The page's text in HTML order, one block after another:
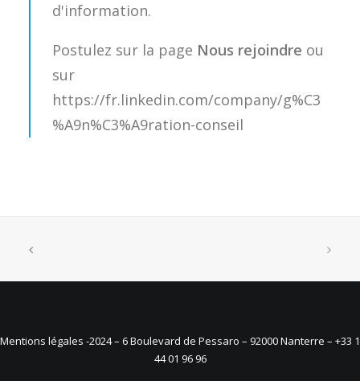
d'information.
Postulez sur la page Nous rejoindre ou
sur
https://fr.linkedin.com/company/g%C3
%A9n%C3%A9ration-conseil
Mentions légales -2024 – 6 Boulevard de Pessaro – 92000 Nanterre – +33 1
44 01 96 96